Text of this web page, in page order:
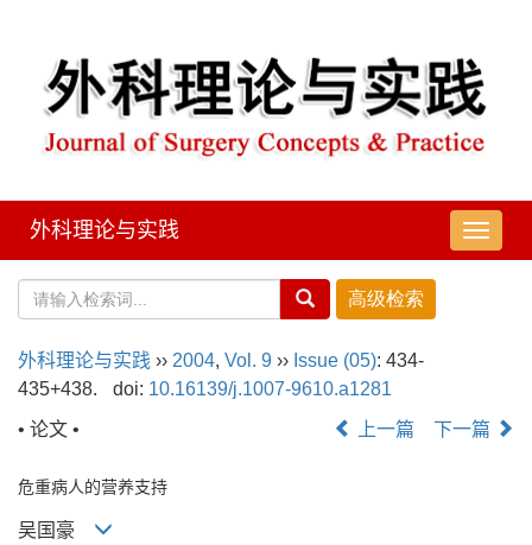
导
航
外科理论与实践
外科理论与实践 ›› 2004, Vol. 9 ›› Issue (05): 434-
435+438.
doi: 10.16139/j.1007-9610.a1281
• 论文 •
上一篇 下一篇
危重病人的营养支持
吴国豪